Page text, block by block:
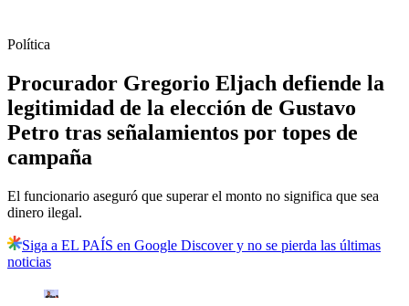
Política
Procurador Gregorio Eljach defiende la
legitimidad de la elección de Gustavo
Petro tras señalamientos por topes de
campaña
El funcionario aseguró que superar el monto no significa que sea
dinero ilegal.
Siga a EL PAÍS en Google Discover y no se pierda las últimas
noticias